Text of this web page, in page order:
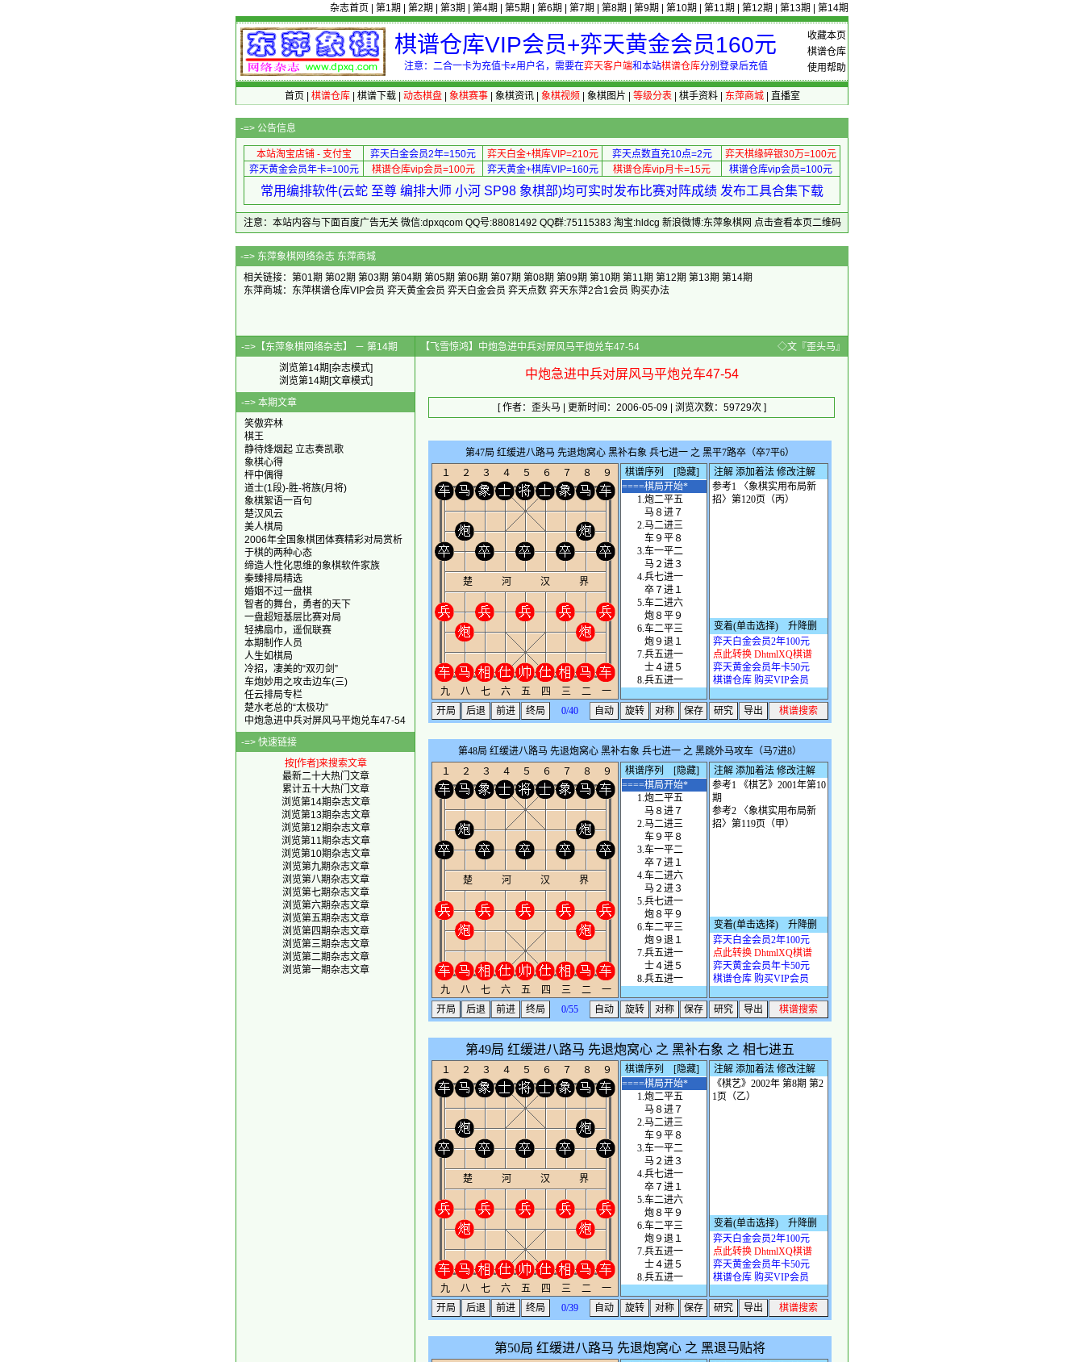
杂志首页 第1期 第2期 第3期 第4期 第5期 第6期 第7期 第8期 第9期 第10期 第11期 第12期 第13期 第14期
收藏本页
棋谱仓库
使用帮助
棋谱仓库VIP会员+弈天黄金会员160元
注意：二合一卡为充值卡≠用户名，需要在弈天客户端和本站棋谱仓库分别登录后充值
首页 棋谱仓库| 棋谱下载| 动态棋盘| 象棋赛事| 象棋资讯| 象棋视频 象棋图片 等级分表| 棋手资料| 东萍商城| 直播室
-=> 公告信息
本站淘宝店铺 - 支付宝 弈天白金会员2年=150元 弈天白金+棋库VIP=210元 弈天点数直充10点=2元
弈天棋缘碎银30万=100元
弈天黄金会员年卡=100元
棋谱仓库vip会员=100元 弈天黄金+棋库VIP=160元 棋谱仓库vip月卡=15元 棋谱仓库vip会员=100元
常用编排软件(云蛇 至尊 编排大师 小河 SP98 象棋部)均可实时发布比赛对阵成绩 发布工具合集下载
注意：本站内容与下面百度广告无关 微信:dpxqcom QQ号:88081492 QQ群:75115383 淘宝:hldcg 新浪微博:东萍象棋网 点击查看本页二维码
-=> 东萍象棋网络杂志 东萍商城
相关链接： 第01期 第02期 第03期 第04期 第05期 第06期 第07期 第08期 第09期 第10期 第11期 第12期 第13期 第14期
东萍商城： 东萍棋谱仓库VIP会员 弈天黄金会员 弈天白金会员 弈天点数 弈天东萍2合1会员 购买办法
-=>【东萍象棋网络杂志】 － 第14期
浏览第14期[杂志模式]
浏览第14期[文章模式]
-=> 本期文章
笑傲弈林
棋王
静待烽烟起 立志奏凯歌
象棋心得
枰中偶得
道士(1段)-胜-将族(月将)
象棋絮语一百句
楚汉风云
美人棋局
2006年全国象棋团体赛精彩对局赏析
于棋的两种心态
缔造人性化思维的象棋软件家族
秦臻排局精选
婚姻不过一盘棋
智者的舞台，勇者的天下
一盘超短基层比赛对局
轻拂扇巾，遥侃联赛
本期制作人员
人生如棋局
冷招，凄美的“双刃剑”
车炮妙用之攻击边车(三)
任云排局专栏
楚水老总的“太极功”
中炮急进中兵对屏风马平炮兑车47-54
-=> 快速链接
按[作者]来搜索文章
最新二十大热门文章
累计五十大热门文章
浏览第14期杂志文章
浏览第13期杂志文章
浏览第12期杂志文章
浏览第11期杂志文章
浏览第10期杂志文章
浏览第九期杂志文章
浏览第八期杂志文章
浏览第七期杂志文章
浏览第六期杂志文章
浏览第五期杂志文章
浏览第四期杂志文章
浏览第三期杂志文章
浏览第二期杂志文章
浏览第一期杂志文章
【飞雪惊鸿】中炮急进中兵对屏风马平炮兑车47-54 ◇文『歪头马』
中炮急进中兵对屏风马平炮兑车47-54
[ 作者： 歪头马 | 更新时间：2006-05-09 | 浏览次数：59729次 ]